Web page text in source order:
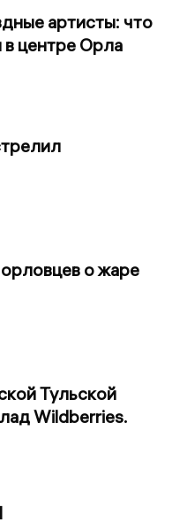
артисты: что
в центре Орла
о жаре
Тульской
Wildberries.